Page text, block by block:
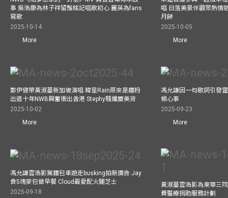
事 吳浩康為林子祥留鬚銘記唱歌初心 麗英為fans
寫歌
2025-10-14
More
唱 日落美景伴觀眾熱情
月餅
2025-10-05
More
鄭伊健帶黃淑蔓新加坡演唱 韓星Rain原來是麵粉
出道十年NWB興奮衝出香港 Stephy騷纖腰美背
2025-10-02
More
馮允謙因一句歌詞引發
傾心事
2025-09-23
More
馮允謙雲浩影駕麵包車遊走busking拍新廣告 Jay
食5塊麥包做早餐 Cloud最愛配火腿芝士
2025-09-18
黃淑蔓雲浩影為東華三
費醫療捐助服務計劃